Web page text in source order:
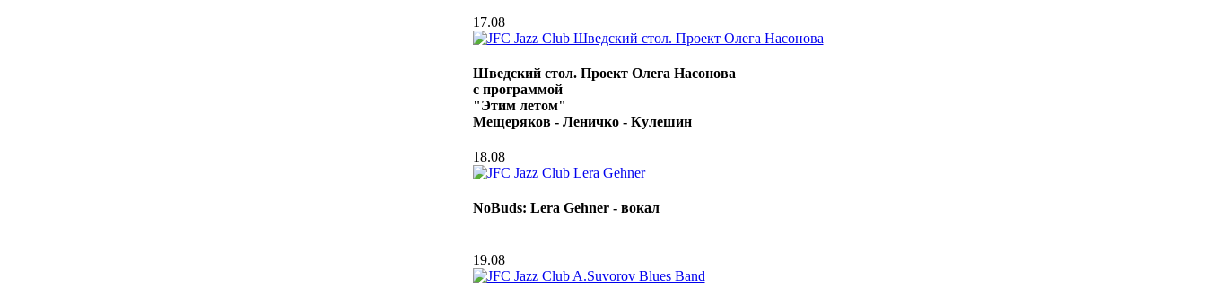
17.08
Шведский стол. Проект Олега Насонова
с программой
"Этим летом"
Мещеряков - Леничко - Кулешин
18.08
NoBuds: Lera Gehner - вокал
19.08